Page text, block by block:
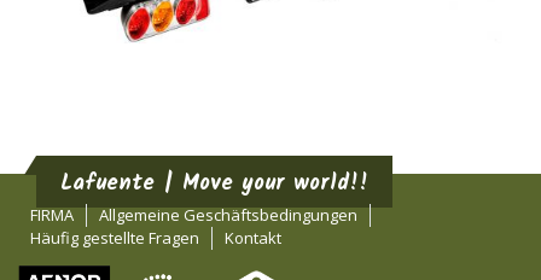
Lafuente | Move your world!!
FIRMA
Allgemeine Geschäftsbedingungen
Häufig gestellte Fragen
Kontakt